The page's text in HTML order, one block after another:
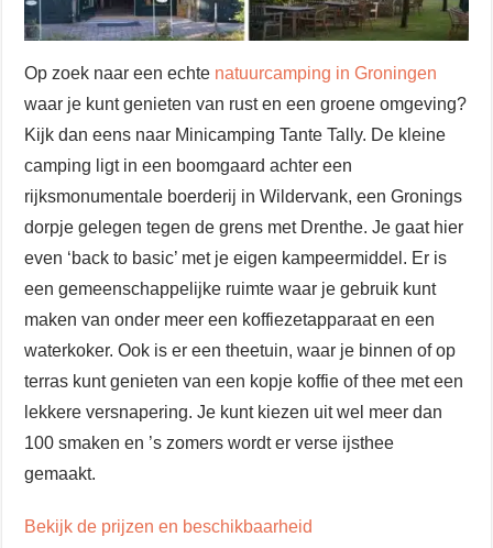
Op zoek naar een echte natuurcamping in Groningen
waar je kunt genieten van rust en een groene omgeving?
Kijk dan eens naar Minicamping Tante Tally. De kleine
camping ligt in een boomgaard achter een
rijksmonumentale boerderij in Wildervank, een Gronings
dorpje gelegen tegen de grens met Drenthe. Je gaat hier
even ‘back to basic’ met je eigen kampeermiddel. Er is
een gemeenschappelijke ruimte waar je gebruik kunt
maken van onder meer een koffiezetapparaat en een
waterkoker. Ook is er een theetuin, waar je binnen of op
terras kunt genieten van een kopje koffie of thee met een
lekkere versnapering. Je kunt kiezen uit wel meer dan
100 smaken en ’s zomers wordt er verse ijsthee
gemaakt.
Bekijk de prijzen en beschikbaarheid